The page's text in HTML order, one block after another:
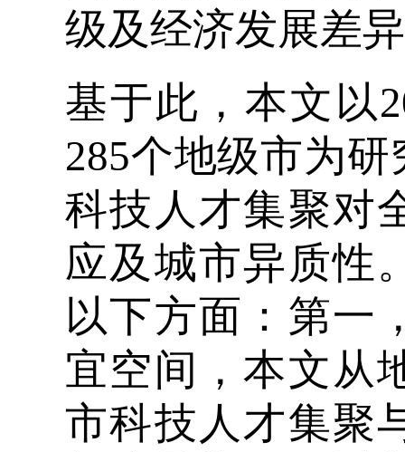
级及经济发展差
基于此，本文以
285个地级市为
科技人才集聚对
应及城市异质性
以下方面：第一
宜空间，本文从
市科技人才集聚